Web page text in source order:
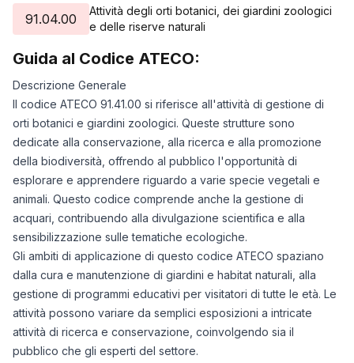
91.04.00
Attività degli orti botanici, dei giardini zoologici
e delle riserve naturali
Guida al Codice ATECO:
Descrizione Generale
Il codice ATECO 91.41.00 si riferisce all'attività di gestione di
orti botanici e giardini zoologici. Queste strutture sono
dedicate alla conservazione, alla ricerca e alla promozione
della biodiversità, offrendo al pubblico l'opportunità di
esplorare e apprendere riguardo a varie specie vegetali e
animali. Questo codice comprende anche la gestione di
acquari, contribuendo alla divulgazione scientifica e alla
sensibilizzazione sulle tematiche ecologiche.
Gli ambiti di applicazione di questo codice ATECO spaziano
dalla cura e manutenzione di giardini e habitat naturali, alla
gestione di programmi educativi per visitatori di tutte le età. Le
attività possono variare da semplici esposizioni a intricate
attività di ricerca e conservazione, coinvolgendo sia il
pubblico che gli esperti del settore.